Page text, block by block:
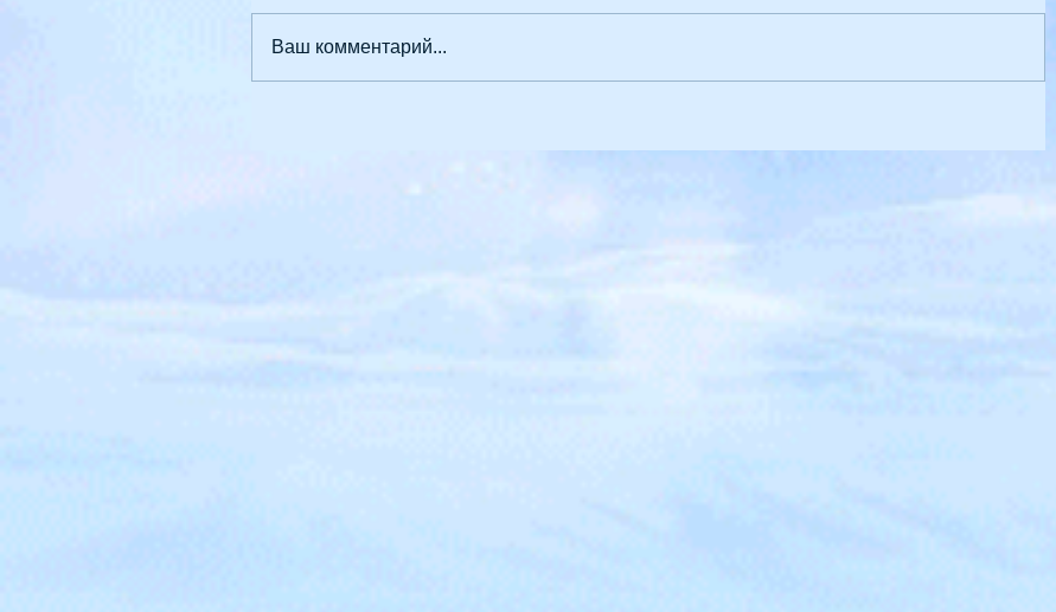
Ваш комментарий...